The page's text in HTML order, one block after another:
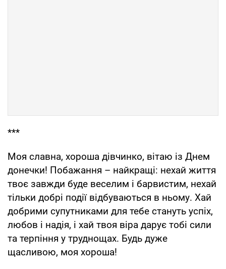
***
Моя славна, хороша дівчинко, вітаю із Днем
донечки! Побажання – найкращі: нехай життя
твоє завжди буде веселим і барвистим, нехай
тільки добрі події відбуваються в ньому. Хай
добрими супутниками для тебе стануть успіх,
любов і надія, і хай твоя віра дарує тобі сили
та терпіння у труднощах. Будь дуже
щасливою, моя хороша!